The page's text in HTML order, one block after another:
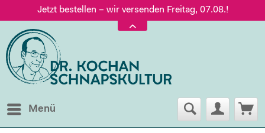
Jetzt bestellen – wir versenden Freitag, 07.08.!
Versand nur 5,60 €, gratis ab 95 € Warenwert
Jetzt bestellen – wir versenden Freitag, 07.08.!
Menü